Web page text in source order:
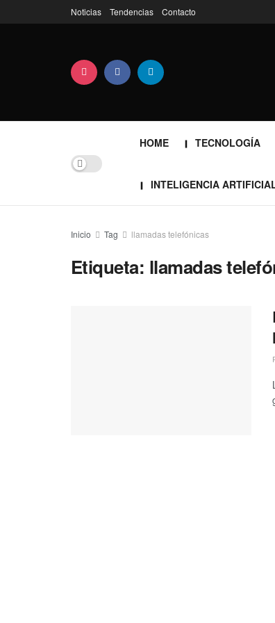
Noticias Tendencias Contacto
HOME TECNOLOGÍA
INTELIGENCIA
Inicio Tag llamadas telefónicas
Etiqueta: llamadas